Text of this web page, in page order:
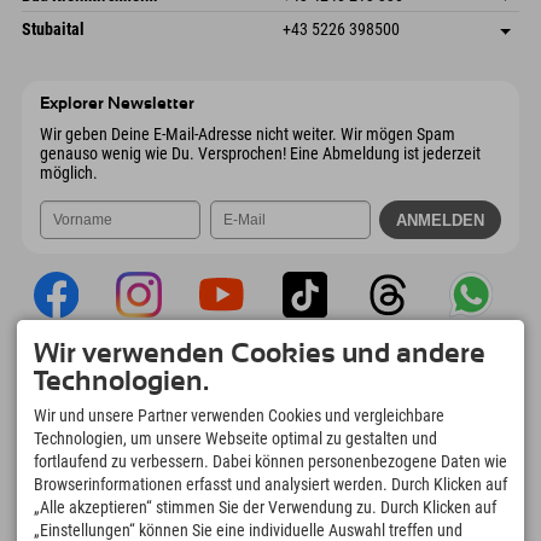
Österreich
Buchen
Dorfstraße 24
9546 Bad Kleinkirchheim
Adresse speichern
Anreiseinfos
Stubaital +43 5226 398500
Explorer Newsletter
Wir geben Deine E-Mail-Adresse nicht weiter. Wir mögen Spam
genauso wenig wie Du. Versprochen! Eine Abmeldung ist jederzeit
möglich.
Explorer App
Upload Deiner #ExplorerMoments, Mein
Explorer To Go mit Buchungsübersicht,
Bucketlist, Restaurantübersicht uvm. Jetzt
downloaden!
Zeit für Explorer Moments
Wir verwenden Cookies und andere
Technologien.
Wir und unsere Partner verwenden Cookies und vergleichbare
Technologien, um unsere Webseite optimal zu gestalten und
fortlaufend zu verbessern. Dabei können personenbezogene Daten wie
Browserinformationen erfasst und analysiert werden. Durch Klicken auf
„Alle akzeptieren“ stimmen Sie der Verwendung zu. Durch Klicken auf
„Einstellungen“ können Sie eine individuelle Auswahl treffen und